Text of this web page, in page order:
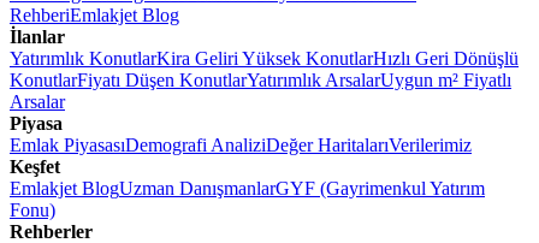
RehberiEmlakjet Blog
İlanlar
Yatırımlık KonutlarKira Geliri Yüksek KonutlarHızlı Geri Dönüşlü
KonutlarFiyatı Düşen KonutlarYatırımlık ArsalarUygun m² Fiyatlı
Arsalar
Piyasa
Emlak PiyasasıDemografi AnaliziDeğer HaritalarıVerilerimiz
Keşfet
Emlakjet BlogUzman DanışmanlarGYF (Gayrimenkul Yatırım
Fonu)
Rehberler